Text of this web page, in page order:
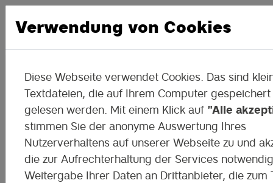
Das DigiMoK an der
Förderschule in Borna!
Verwendung von Cookies
Diese Webseite verwendet Cookies. Das sind
Textdateien, die auf Ihrem Computer
gelesen werden. Mit einem Klick auf "Alle
stimmen Sie der anonyme Auswertung Ihres
Nutzerverhaltens auf unserer Webseite zu und
die zur Aufrechterhaltung der Services
Weitergabe Ihrer Daten an Drittanbieter, die zum